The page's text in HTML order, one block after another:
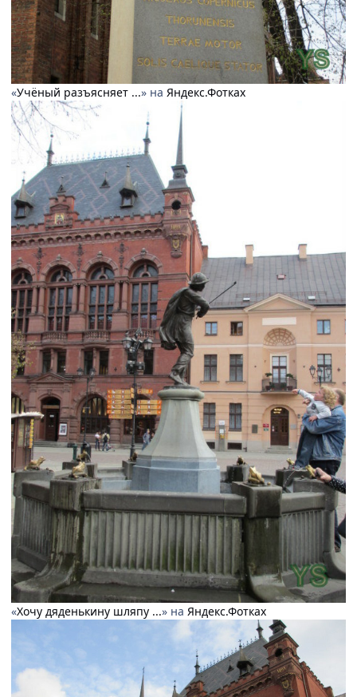
«Учёный разъясняет ...» на Яндекс.Фотках
«Хочу дяденькину шляпу ...» на Яндекс.Фотках